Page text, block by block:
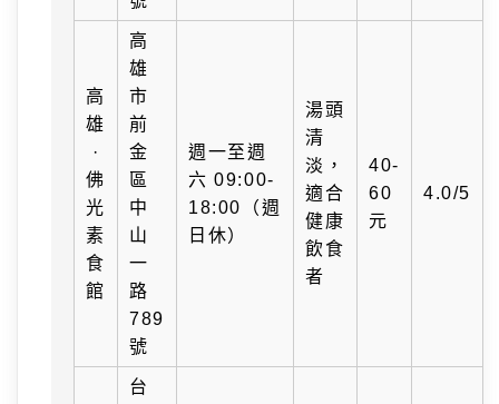
高
雄
·
佛
光
素
食
館
高
雄
市
前
金
區
中
山
一
路
789
號
週一至週
六 09:00-
18:00（週
日休）
湯頭
清
淡，
適合
健康
飲食
者
40-
60
元
4.0/5
台